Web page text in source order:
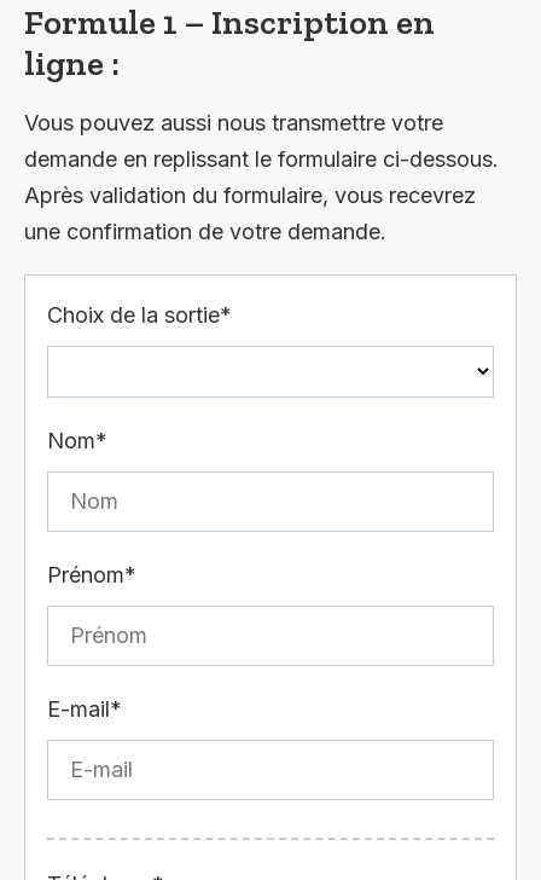
Formule 1 – Inscription en
ligne :
Vous pouvez aussi nous transmettre votre
demande en replissant le formulaire ci-dessous.
Après validation du formulaire, vous recevrez
une confirmation de votre demande.
Choix de la sortie*
Nom*
Prénom*
E-mail*